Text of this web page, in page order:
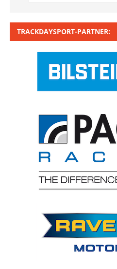
TRACKDAYSPORT-PARTNER: